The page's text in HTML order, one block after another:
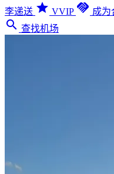
李递送 star VVIP handshake 成为
search 查找机场